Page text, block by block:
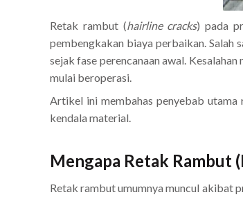
Retak rambut (hairline cracks) pada
pembengkakan biaya perbaikan. Salah
sejak fase perencanaan awal.
mulai beroperasi.
Artikel ini membahas penyebab
kendala material.
Mengapa Retak Rambut
Retak rambut umumnya muncul akibat